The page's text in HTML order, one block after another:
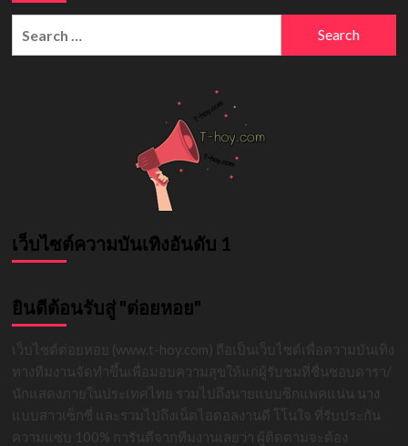
ญาญ่า
เว็บไซต์ความบันเทิงอันดับ 1
ยินดีต้อนรับสู่ "ต่อยหอย"
เว็บไซต์ต่อยหอย (www.t-hoy.com) ถือเป็นเว็บไซต์เพื่อความบันเทิง
ทางทีมงานจัดทำขึ้นเพื่อมอบความสุขให้แก่ผู้รับชมที่ชื่นชอบดารา/
นักแสดงภายในประเทศไทย รวมไปถึงนายแบบซิกแพคแน่น นาง
แบบสาวเซ็กซี่ และรวมไปถึงเน็ตไอดอลงานดี โโนใจ ที่รับประกัน
ความแซ่บ 100% การันตีจากทีมงานเลยว่า ผู้ติดตามจะต้อง